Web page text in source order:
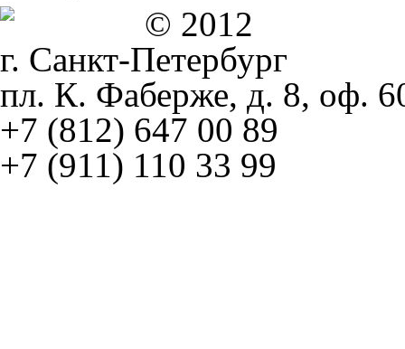
© 2012
г. Санкт-Петербург
пл. К. Фаберже, д. 8, оф.
+7 (812) 647 00 89
+7 (911) 110 33 99